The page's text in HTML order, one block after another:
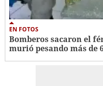
EN FOTOS
Bomberos sacaron el
murió pesando más de